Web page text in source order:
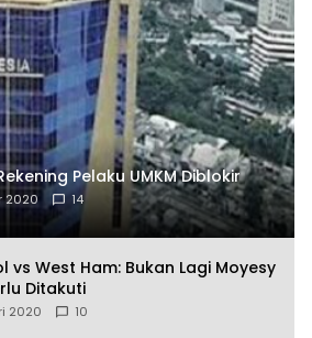
Pelaku UMKM Diblokir
2020 14
vs West Ham: Bukan Lagi Moyesy
Ditakuti
2020 10